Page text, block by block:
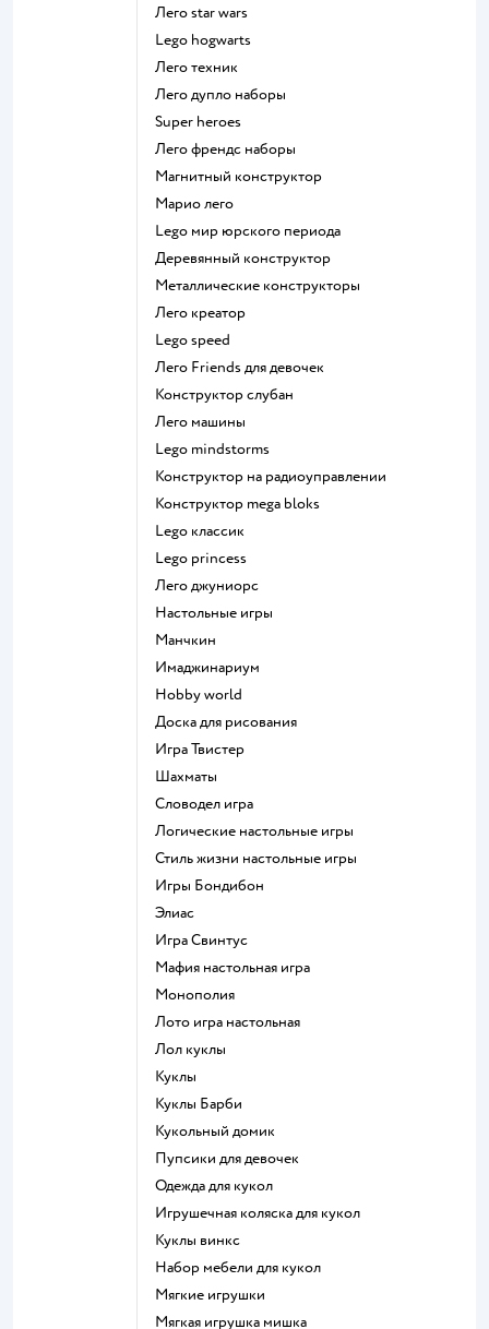
Лего star wars
Lego hogwarts
Лего техник
Лего дупло наборы
Super heroes
Лего френдс наборы
Магнитный конструктор
Марио лего
Lego мир юрского периода
Деревянный конструктор
Металлические конструкторы
Лего креатор
Lego speed
Лего Friends для девочек
Конструктор слубан
Лего машины
Lego mindstorms
Конструктор на радиоуправлении
Конструктор mega bloks
Lego классик
Lego princess
Лего джуниорс
Настольные игры
Манчкин
Имаджинариум
Hobby world
Доска для рисования
Игра Твистер
Шахматы
Словодел игра
Логические настольные игры
Стиль жизни настольные игры
Игры Бондибон
Элиас
Игра Свинтус
Мафия настольная игра
Монополия
Лото игра настольная
Лол куклы
Куклы
Куклы Барби
Кукольный домик
Пупсики для девочек
Одежда для кукол
Игрушечная коляска для кукол
Куклы винкс
Набор мебели для кукол
Мягкие игрушки
Мягкая игрушка мишка